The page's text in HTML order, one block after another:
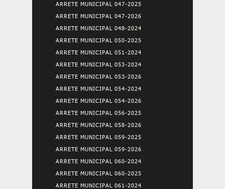
ARRETE MUNICIPAL 047-2025
ARRETE MUNICIPAL 047-2026
ARRETE MUNICIPAL 048-2024
ARRETE MUNICIPAL 050-2025
ARRETE MUNICIPAL 051-2024
ARRETE MUNICIPAL 053-2024
ARRETE MUNICIPAL 053-2026
ARRETE MUNICIPAL 054-2024
ARRETE MUNICIPAL 054-2026
ARRETE MUNICIPAL 056-2025
ARRETE MUNICIPAL 058-2026
ARRETE MUNICIPAL 059-2025
ARRETE MUNICIPAL 059-2026
ARRETE MUNICIPAL 060-2024
ARRETE MUNICIPAL 060-2025
ARRETE MUNICIPAL 061-2024